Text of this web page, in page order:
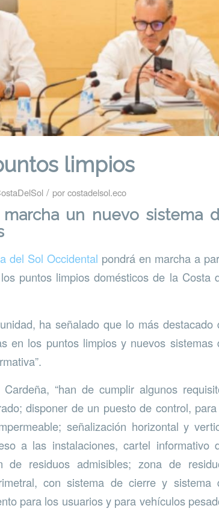
limpios
/ porcostadelsol.eco
un nuevo sistema
del Sol Occidental pondrá en marcha a
puntos limpios domésticos de la Costa
ha señalado que lo más destacado
en los puntos limpios y nuevos sistemas
“han de cumplir algunos
disponer de un puesto de control,
señalización horizontal y
a las instalaciones, cartel informativo
residuos admisibles; zona de
con sistema de cierre y sistema
para los usuarios y para vehículos